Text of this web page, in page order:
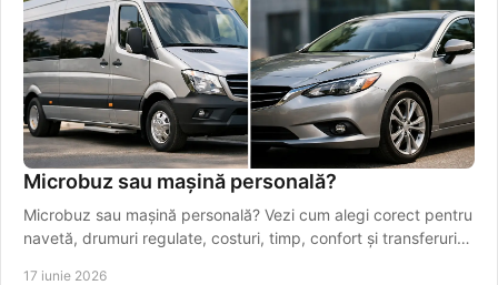
Microbuz sau mașină personală?
Microbuz sau mașină personală? Vezi cum alegi corect pentru
navetă, drumuri regulate, costuri, timp, confort și transferuri
17 iunie 2026